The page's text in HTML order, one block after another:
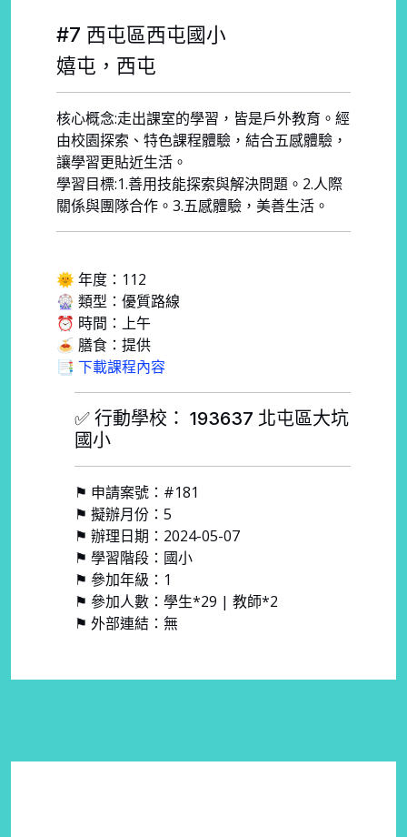
#7 西屯區西屯國小
嬉屯，西屯
核心概念:走出課室的學習，皆是戶外教育。經
由校園探索、特色課程體驗，結合五感體驗，
讓學習更貼近生活。
學習目標:1.善用技能探索與解決問題。2.人際
關係與團隊合作。3.五感體驗，美善生活。
🌞 年度：112
🎡 類型：優質路線
⏰ 時間：上午
🍝 膳食：提供
📑 下載課程內容
✅ 行動學校： 193637 北屯區大坑
國小
⚑ 申請案號：#181
⚑ 擬辦月份：5
⚑ 辦理日期：2024-05-07
⚑ 學習階段：國小
⚑ 參加年級：1
⚑ 參加人數：學生*29 | 教師*2
⚑ 外部連結：無